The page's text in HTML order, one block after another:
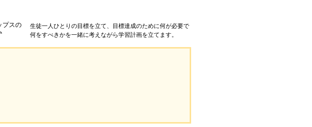
生徒一人ひとりの目標を立て、目標達成のために何が必要で
何をすべきかを一緒に考えながら学習計画を立てます。